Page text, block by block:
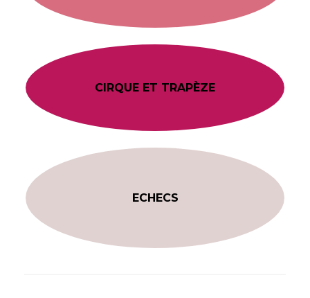
CIRQUE ET TRAPÈZE
ECHECS